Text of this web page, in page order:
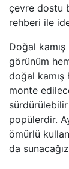
çevre dostu
rehberi ile
Doğal
görünüm
doğal kamış
monte
popülerdir.
ömürlü
da